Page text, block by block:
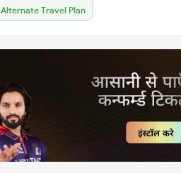
Alternate Travel Plan